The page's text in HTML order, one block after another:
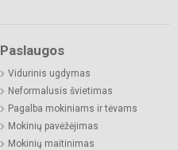
Paslaugos
Vidurinis ugdymas
Neformalusis švietimas
Pagalba mokiniams ir tėvams
Mokinių pavėžėjimas
Mokinių maitinimas